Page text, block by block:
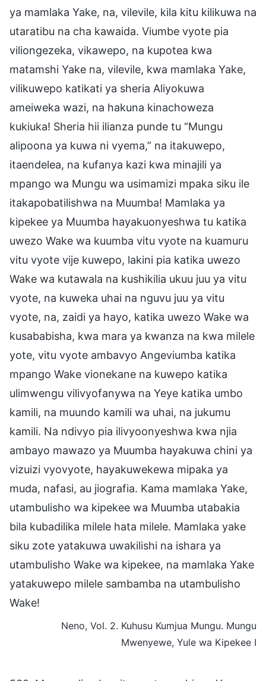
ya mamlaka Yake, na, vilevile, kila kitu kilikuwa na
utaratibu na cha kawaida. Viumbe vyote pia
viliongezeka, vikawepo, na kupotea kwa
matamshi Yake na, vilevile, kwa mamlaka Yake,
vilikuwepo katikati ya sheria Aliyokuwa
ameiweka wazi, na hakuna kinachoweza
kukiuka! Sheria hii ilianza punde tu “Mungu
alipoona ya kuwa ni vyema,” na itakuwepo,
itaendelea, na kufanya kazi kwa minajili ya
mpango wa Mungu wa usimamizi mpaka siku ile
itakapobatilishwa na Muumba! Mamlaka ya
kipekee ya Muumba hayakuonyeshwa tu katika
uwezo Wake wa kuumba vitu vyote na kuamuru
vitu vyote vije kuwepo, lakini pia katika uwezo
Wake wa kutawala na kushikilia ukuu juu ya vitu
vyote, na kuweka uhai na nguvu juu ya vitu
vyote, na, zaidi ya hayo, katika uwezo Wake wa
kusababisha, kwa mara ya kwanza na kwa milele
yote, vitu vyote ambavyo Angeviumba katika
mpango Wake vionekane na kuwepo katika
ulimwengu vilivyofanywa na Yeye katika umbo
kamili, na muundo kamili wa uhai, na jukumu
kamili. Na ndivyo pia ilivyoonyeshwa kwa njia
ambayo mawazo ya Muumba hayakuwa chini ya
vizuizi vyovyote, hayakuwekewa mipaka ya
muda, nafasi, au jiografia. Kama mamlaka Yake,
utambulisho wa kipekee wa Muumba utabakia
bila kubadilika milele hata milele. Mamlaka yake
siku zote yatakuwa uwakilishi na ishara ya
utambulisho Wake wa kipekee, na mamlaka Yake
yatakuwepo milele sambamba na utambulisho
Wake!
Neno, Vol. 2. Kuhusu Kumjua Mungu. Mungu
Mwenyewe, Yule wa Kipekee I